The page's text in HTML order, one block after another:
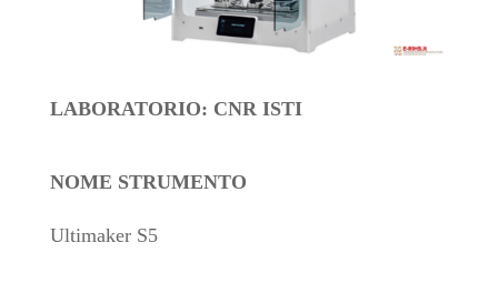
LABORATORIO: CNR ISTI
NOME STRUMENTO
Ultimaker S5